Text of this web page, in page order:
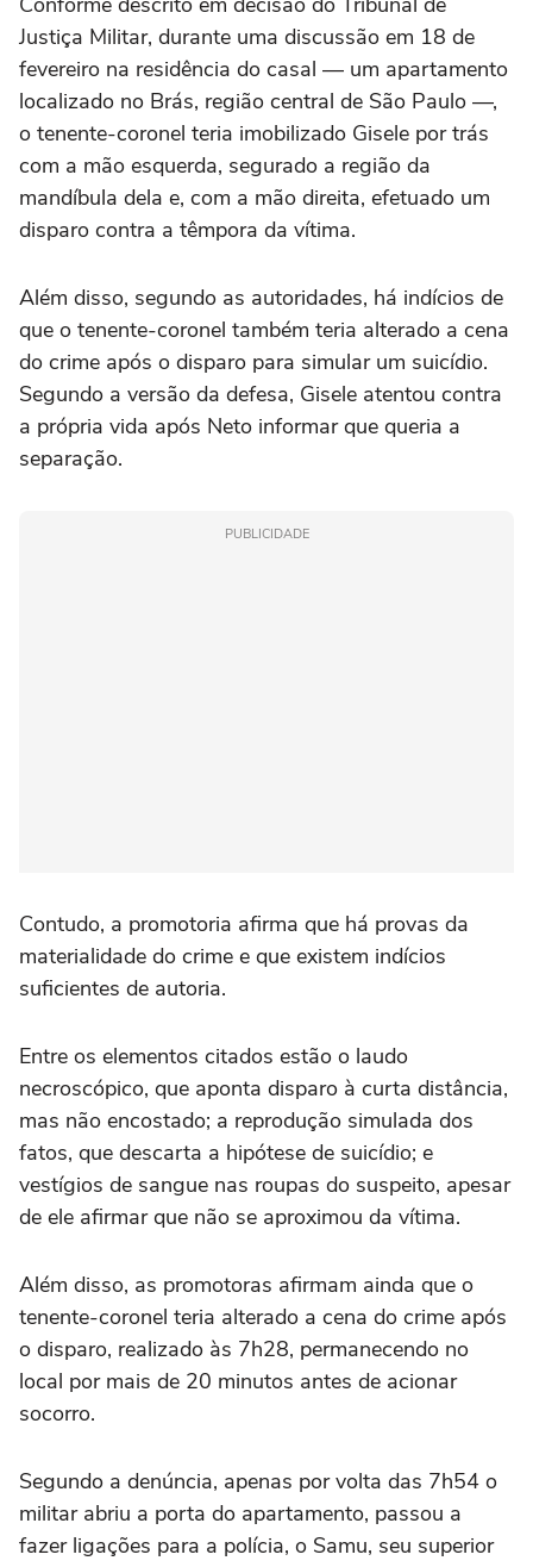
Justiça Militar, durante uma discussão em 18 de
fevereiro na residência do casal — um apartamento
localizado no Brás, região central de São Paulo —,
o tenente-coronel teria imobilizado Gisele por trás
com a mão esquerda, segurado a região da
mandíbula dela e, com a mão direita, efetuado um
disparo contra a têmpora da vítima.
Além disso, segundo as autoridades, há indícios de
que o tenente-coronel também teria alterado a cena
do crime após o disparo para simular um suicídio.
Segundo a versão da defesa, Gisele atentou contra
a própria vida após Neto informar que queria a
separação.
PUBLICIDADE
Contudo, a promotoria afirma que há provas da
materialidade do crime e que existem indícios
suficientes de autoria.
Entre os elementos citados estão o laudo
necroscópico, que aponta disparo à curta distância,
mas não encostado; a reprodução simulada dos
fatos, que descarta a hipótese de suicídio; e
vestígios de sangue nas roupas do suspeito, apesar
de ele afirmar que não se aproximou da vítima.
Além disso, as promotoras afirmam ainda que o
tenente-coronel teria alterado a cena do crime após
o disparo, realizado às 7h28, permanecendo no
local por mais de 20 minutos antes de acionar
socorro.
Segundo a denúncia, apenas por volta das 7h54 o
militar abriu a porta do apartamento, passou a
fazer ligações para a polícia, o Samu, seu superior